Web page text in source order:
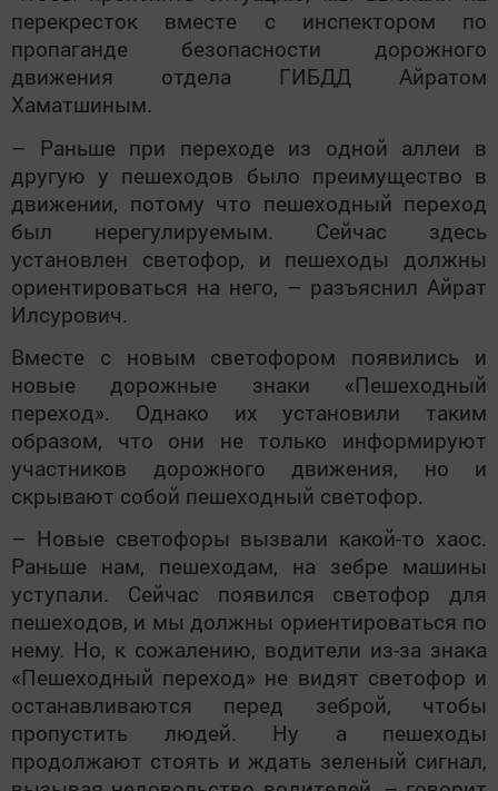
перекресток вместе с инспектором по
пропаганде безопасности дорожного
движения отдела ГИБДД Айратом
Хаматшиным.
– Раньше при переходе из одной аллеи в
другую у пешеходов было преимущество в
движении, потому что пешеходный переход
был нерегулируемым. Сейчас здесь
установлен светофор, и пешеходы должны
ориентироваться на него, – разъяснил Айрат
Илсурович.
Вместе с новым светофором появились и
новые дорожные знаки «Пешеходный
переход». Однако их установили таким
образом, что они не только информируют
участников дорожного движения, но и
скрывают собой пешеходный светофор.
– Новые светофоры вызвали какой-то хаос.
Раньше нам, пешеходам, на зебре машины
уступали. Сейчас появился светофор для
пешеходов, и мы должны ориентироваться по
нему. Но, к сожалению, водители из-за знака
«Пешеходный переход» не видят светофор и
останавливаются перед зеброй, чтобы
пропустить людей. Ну а пешеходы
продолжают стоять и ждать зеленый сигнал,